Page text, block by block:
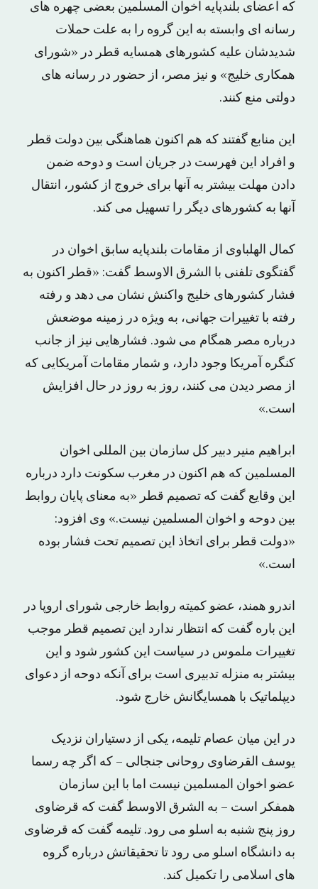
که اعضای بلندپایه اخوان المسلمین بعضی چهره های
رسانه ای وابسته به این گروه را به علت حملات
شدیدشان علیه کشورهای همسایه قطر در «شورای
همکاری خلیج» و نیز مصر، از حضور در رسانه های
دولتی منع کنند.
این منابع گفتند که هم اکنون هماهنگی بین دولت قطر
و افراد این فهرست در جریان است و دوحه ضمن
دادن مهلت بیشتر به آنها برای خروج از کشور، انتقال
آنها به کشورهای دیگر را تسهیل می کند.
کمال الهلباوی از مقامات بلندپایه سابق اخوان در
گفتگوی تلفنی با الشرق الاوسط گفت: «قطر اکنون به
فشار کشورهای خلیج واکنش نشان می دهد و رفته
رفته با تغییرات جهانی، به ویژه در زمینه موضعش
درباره مصر همگام می شود. فشارهایی نیز از جانب
کنگره آمریکا وجود دارد، و شمار مقامات آمریکایی که
از مصر دیدن می کنند، روز به روز در حال افزایش
است.»
ابراهیم منیر دبیر کل سازمان بین المللی اخوان
المسلمین که هم اکنون در مغرب سکونت دارد درباره
این وقایع گفت که تصمیم قطر «به معنای پایان روابط
بین دوحه و اخوان المسلمین نیست.» وی افزود:
«دولت قطر برای اتخاذ این تصمیم تحت فشار بوده
است.»
اندرو همند، عضو کمیته روابط خارجی شورای اروپا در
این باره گفت که انتظار ندارد این تصمیم قطر موجب
تغییرات ملموس در سیاست این کشور شود و این
بیشتر به منزله تدبیری است برای آنکه دوحه از دعوای
دیپلماتیک با همسایگانش خارج شود.
در این میان عصام تلیمه، یکی از دستیاران نزدیک
یوسف القرضاوی روحانی جنجالی – که اگر چه رسما
عضو اخوان المسلمین نیست اما با این سازمان
همفکر است – به الشرق الاوسط گفت که قرضاوی
روز پنج شنبه به اسلو می رود. تلیمه گفت که قرضاوی
به دانشگاه اسلو می رود تا تحقیقاتش درباره گروه
های اسلامی را تکمیل کند.